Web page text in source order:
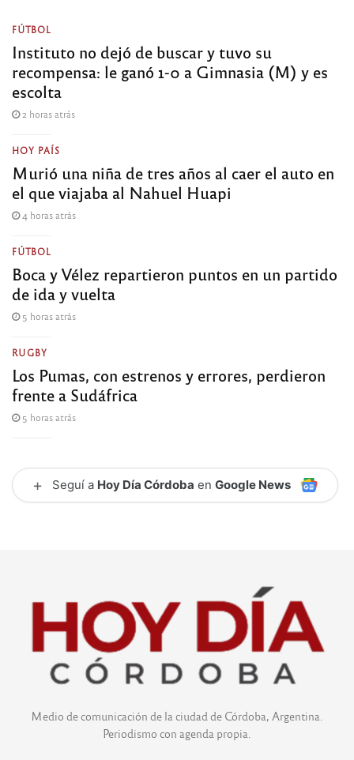
FÚTBOL
Instituto no dejó de buscar y tuvo su
recompensa: le ganó 1-0 a Gimnasia (M) y es
escolta
2 horas atrás
HOY PAÍS
Murió una niña de tres años al caer el auto en
el que viajaba al Nahuel Huapi
4 horas atrás
FÚTBOL
Boca y Vélez repartieron puntos en un partido
de ida y vuelta
5 horas atrás
RUGBY
Los Pumas, con estrenos y errores, perdieron
frente a Sudáfrica
5 horas atrás
+ Seguí a Hoy Día Córdoba en Google News
Medio de comunicación de la ciudad de Córdoba, Argentina.
Periodismo con agenda propia.